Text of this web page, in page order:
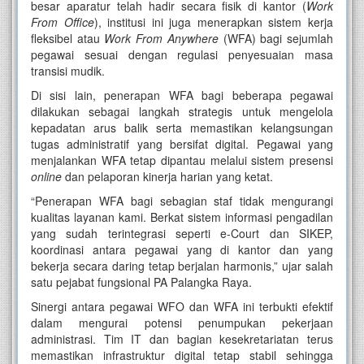
besar aparatur telah hadir secara fisik di kantor (Work
From Office), institusi ini juga menerapkan sistem kerja
fleksibel atau Work From Anywhere(WFA) bagi sejumlah
pegawai sesuai dengan regulasi penyesuaian masa
transisi mudik.
Di sisi lain, penerapan WFA bagi beberapa pegawai
dilakukan sebagai langkah strategis untuk mengelola
kepadatan arus balik serta memastikan kelangsungan
tugas administratif yang bersifat digital. Pegawai yang
menjalankan WFA tetap dipantau melalui sistem presensi
online dan pelaporan kinerja harian yang ketat.
“Penerapan WFA bagi sebagian staf tidak mengurangi
kualitas layanan kami. Berkat sistem informasi pengadilan
yang sudah terintegrasi seperti e-Court dan SIKEP,
koordinasi antara pegawai yang di kantor dan yang
bekerja secara daring tetap berjalan harmonis,” ujar salah
satu pejabat fungsional PA Palangka Raya.
Sinergi antara pegawai WFO dan WFA ini terbukti efektif
dalam mengurai potensi penumpukan pekerjaan
administrasi. Tim IT dan bagian kesekretariatan terus
memastikan infrastruktur digital tetap stabil sehingga